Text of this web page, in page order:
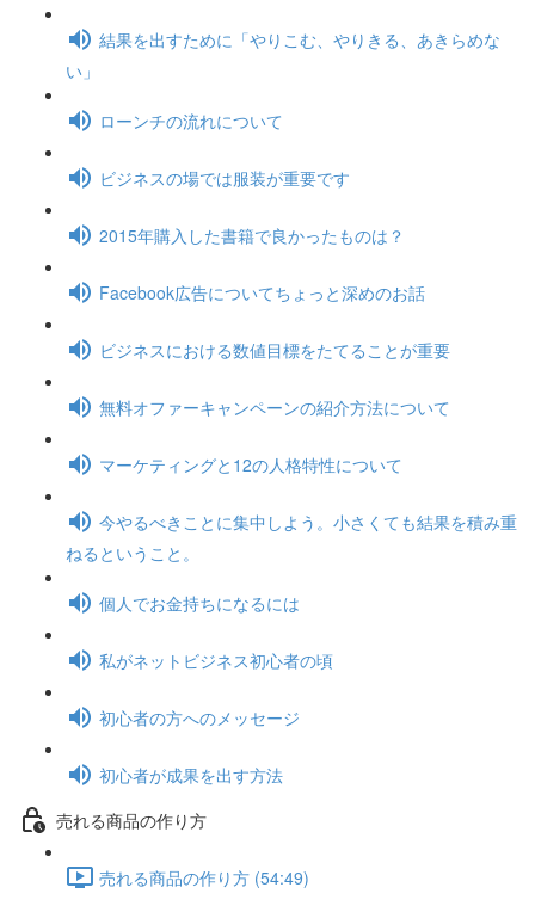
結果を出すために「やりこむ、やりきる、あきらめな
い」
ローンチの流れについて
ビジネスの場では服装が重要です
2015年購入した書籍で良かったものは？
Facebook広告についてちょっと深めのお話
ビジネスにおける数値目標をたてることが重要
無料オファーキャンペーンの紹介方法について
マーケティングと12の人格特性について
今やるべきことに集中しよう。小さくても結果を積み重
ねるということ。
個人でお金持ちになるには
私がネットビジネス初心者の頃
初心者の方へのメッセージ
初心者が成果を出す方法
売れる商品の作り方
売れる商品の作り方 (54:49)